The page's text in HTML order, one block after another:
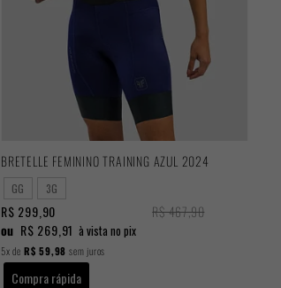
BRETELLE FEMININO TRAINING AZUL 2024
GG 3G
R$ 467,90
R$ 299,90
ou R$ 269,91 à vista no pix
5xde R$ 59,98 sem juros
Compra rápida